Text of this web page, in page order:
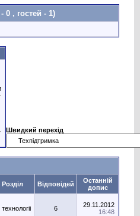
0 , гостей - 1)
Швидкий перехід
Розділ Відповідей
Останній
допис
6
29.11.2012
16:48